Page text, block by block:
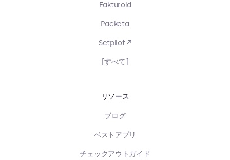
Fakturoid
Packeta
Setpilot ↗
[すべて]
リソース
ブログ
ベストアプリ
チェックアウトガイド